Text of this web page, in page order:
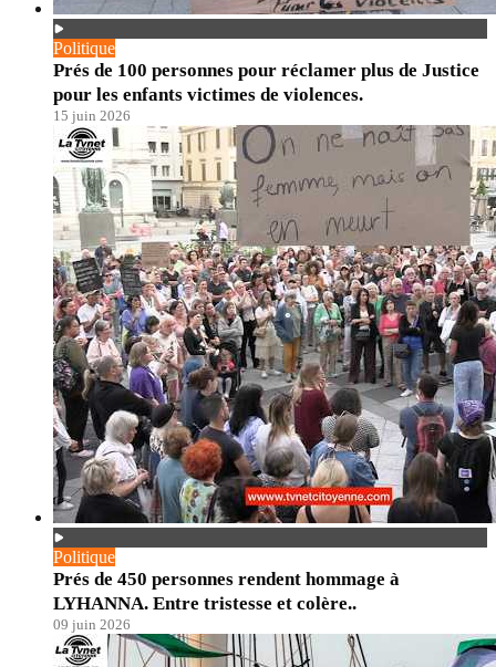
Politique
Prés de 100 personnes pour réclamer plus de Justice
pour les enfants victimes de violences.
15 juin 2026
Politique
Prés de 450 personnes rendent hommage à
LYHANNA. Entre tristesse et colère..
09 juin 2026